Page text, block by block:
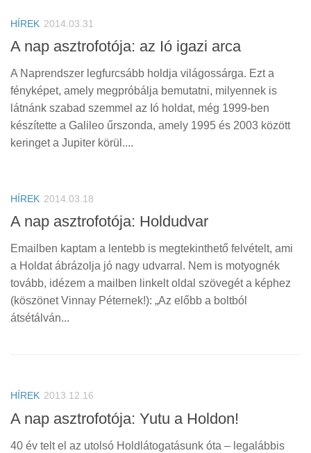
HÍREK 2014.03.31
A nap asztrofotója: az Ió igazi arca
A Naprendszer legfurcsább holdja világossárga. Ezt a
fényképet, amely megpróbálja bemutatni, milyennek is
látnánk szabad szemmel az Ió holdat, még 1999-ben
készítette a Galileo űrszonda, amely 1995 és 2003 között
keringet a Jupiter körül....
HÍREK 2014.03.18
A nap asztrofotója: Holdudvar
Emailben kaptam a lentebb is megtekinthető felvételt, ami
a Holdat ábrázolja jó nagy udvarral. Nem is motyognék
tovább, idézem a mailben linkelt oldal szövegét a képhez
(köszönet Vinnay Péternek!): „Az előbb a boltból
átsétálván...
HÍREK 2013.12.16
A nap asztrofotója: Yutu a Holdon!
40 év telt el az utolsó Holdlátogatásunk óta – legalábbis